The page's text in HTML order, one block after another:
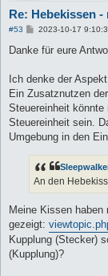
Re: Hebekissen
#53
B
i
a
2023-10-17
Danke für eure
Ich denke der
Ein Zusatznutzen
Steuereinheit
Steuereinheit sein.
Umgebung in den
An den
Meine Kissen
gezeigt:
Kupplung (Stecker)
(Kupplung)?